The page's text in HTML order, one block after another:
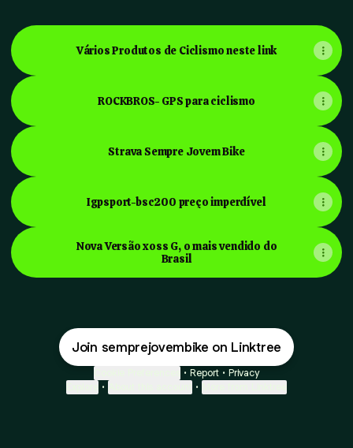
Vários Produtos de Ciclismo neste link
ROCKBROS- GPS para ciclismo
Strava Sempre Jovem Bike
Igpsport-bsc200 preço imperdível
Nova Versão xoss G, o mais vendido do
Brasil
Join semprejovembike on Linktree
• Report • Privacy
• •